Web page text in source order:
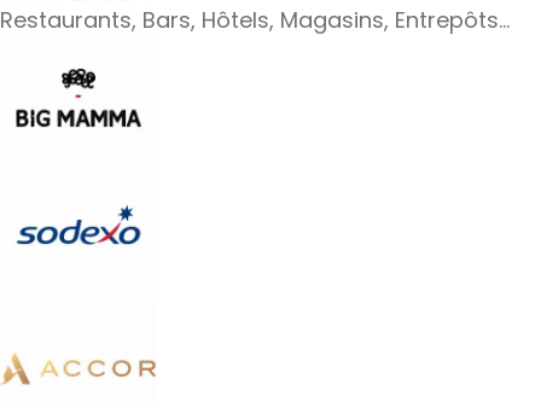
Restaurants, Bars, Hôtels, Magasins, Entrepôts…